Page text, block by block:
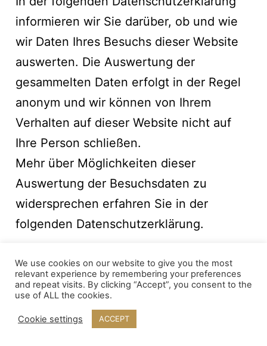
informieren wir Sie darüber, ob und wie
wir Daten Ihres Besuchs dieser Website
auswerten. Die Auswertung der
gesammelten Daten erfolgt in der Regel
anonym und wir können von Ihrem
Verhalten auf dieser Website nicht auf
Ihre Person schließen.
Mehr über Möglichkeiten dieser
Auswertung der Besuchsdaten zu
widersprechen erfahren Sie in der
folgenden Datenschutzerklärung.
TLS-Verschlüsselung mit
TLS, Verschlüsselung und https klingen
We use cookies on our website to give you the most
relevant experience by remembering your preferences
and repeat visits. By clicking “Accept”, you consent to the
use of ALL the cookies.
Cookie settings ACCEPT